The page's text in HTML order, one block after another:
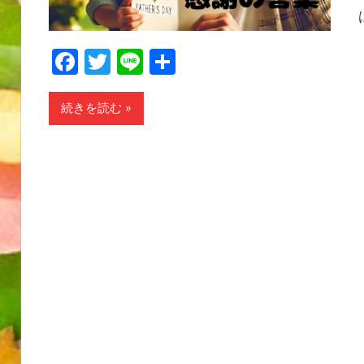
Facebook
Twitter
Line共
続きを読む